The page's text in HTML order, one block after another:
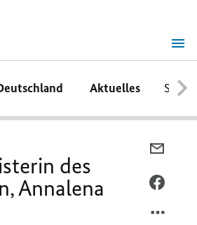
Aktuelles
des
Annalena